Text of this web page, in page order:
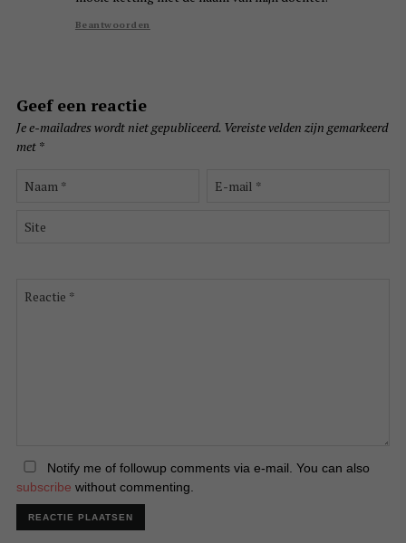
Beantwoorden
Geef een reactie
Je e-mailadres wordt niet gepubliceerd. Vereiste velden zijn gemarkeerd
met *
mail
Notify me of followup comments via e-mail. You can also
subscribe without commenting.